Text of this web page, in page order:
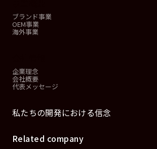
ブランド事業
OEM事業
海外事業
企業理念
会社概要
代表メッセージ
私たちの開発における信念
Related company